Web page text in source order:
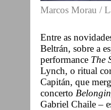
Marcos Morau /
Entre as
Beltrán, sobre a
performance The
Lynch, o ritual
Capitán, que
concerto
Gabriel Chaile –